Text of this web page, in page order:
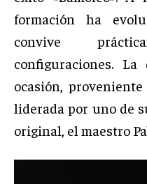
formación ha
convive
configuraciones.
ocasión,
liderada por uno de
original, el maestro